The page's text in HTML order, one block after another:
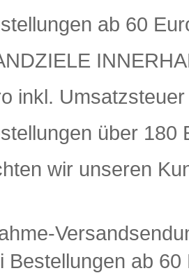
ab 60
Umsatzsteuer
über 180
wir unseren
Bestellungen ab